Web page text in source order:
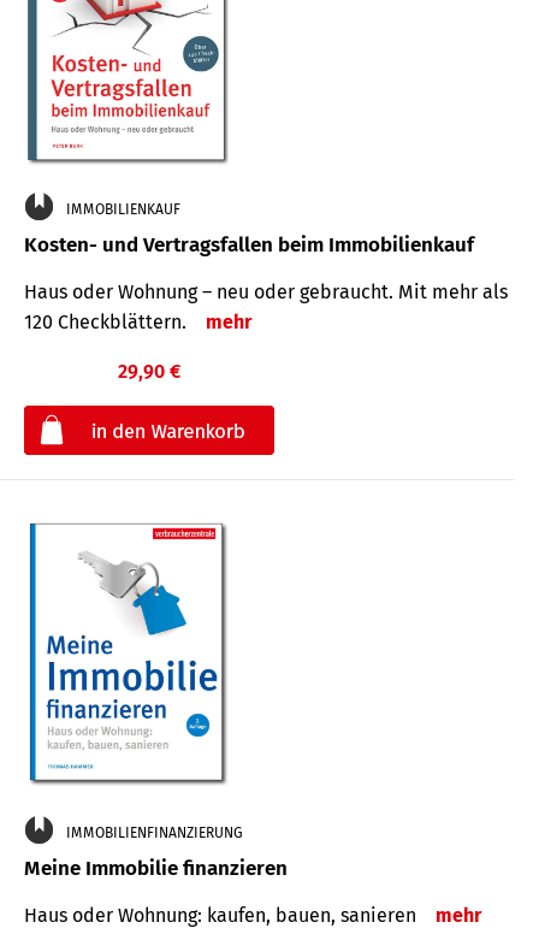
IMMOBILIENKAUF
Kosten- und Vertragsfallen beim Immobilienkauf
Haus oder Wohnung – neu oder gebraucht. Mit mehr als
120 Check­blättern.
mehr
29,90 €
IMMOBILIENFINANZIERUNG
Meine Immobilie finanzieren
Haus oder Wohnung: kaufen, bauen, sanieren mehr